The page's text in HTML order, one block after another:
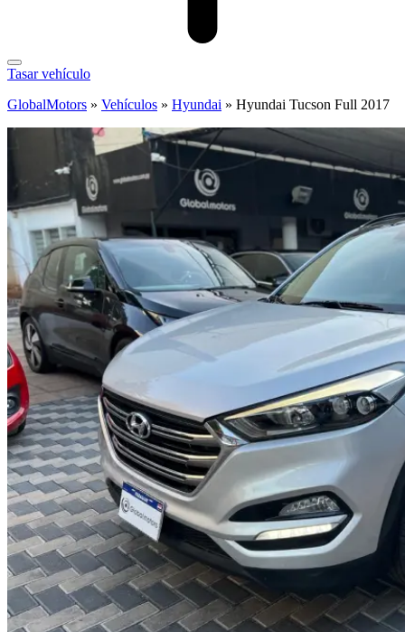
Tasar vehículo
GlobalMotors » Vehículos » Hyundai » Hyundai Tucson Full 2017